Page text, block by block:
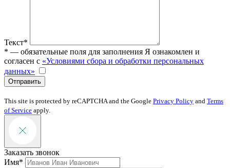
Текст*
* — обязательные поля для заполнения Я ознакомлен и
согласен с «Условиями сбора и обработки персональных
данных»
Отправить
This site is protected by reCAPTCHA and the Google Privacy Policy and Terms
of Service apply.
Заказать звонок
Имя*